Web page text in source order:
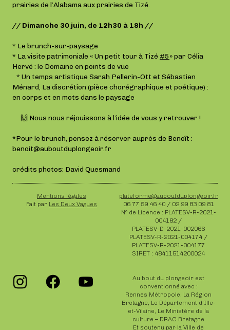
prairies de l’Alabama aux prairies de Tizé.
// Dimanche 30 juin, de 12h30 à 18h //
* Le brunch-sur-paysage
* La visite patrimoniale « Un petit tour à Tizé #5» par Célia
Hervé : le Domaine en points de vue
* Un temps artistique Sarah Pellerin-Ott et Sébastien
Ménard, La discrétion (pièce chorégraphique et poétique) :
en corps et en mots dans le paysage
🙌 Nous nous réjouissons à l’idée de vous y retrouver !
*Pour le brunch, pensez à réserver auprès de Benoît :
benoit@auboutduplongeoir.fr
crédits photos: David Quesmand
Mentions légales
Fait par Les Deux Vagues
plateforme@auboutduplongeoir.fr
06 77 59 46 40 / 02 99 83 09 81
N° de Licence : PLATESV-R-2021-
004182 /
PLATESV-D-2021-002066
PLATESV-R-2021-004174 /
PLATESV-R-2021-004177
SIRET : 48411514200024
Au bout du plongeoir est
conventionné avec :
Rennes Métropole, La Région
Bretagne, Le Département d’Ille-
et-Vilaine, Le Ministère de la
culture – DRAC Bretagne
Et soutenu par la Ville de